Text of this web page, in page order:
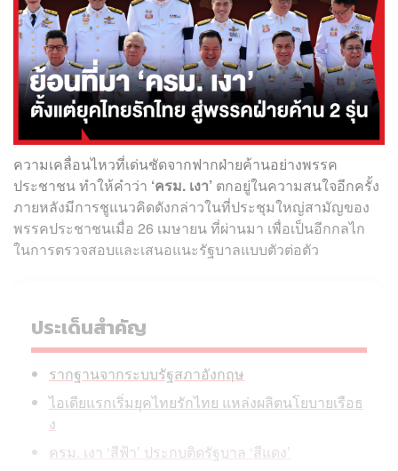
ความเคลื่อนไหวที่เด่นชัดจากฟากฝ่ายค้านอย่างพรรค
ประชาชน ทำให้คำว่า ‘ครม. เงา’ ตกอยู่ในความสนใจอีกครั้ง
ภายหลังมีการชูแนวคิดดังกล่าวในที่ประชุมใหญ่สามัญของ
พรรคประชาชนเมื่อ 26 เมษายน ที่ผ่านมา เพื่อเป็นอีกกลไก
ในการตรวจสอบและเสนอแนะรัฐบาลแบบตัวต่อตัว
ประเด็นสำคัญ
รากฐานจากระบบรัฐสภาอังกฤษ
ไอเดียแรกเริ่มยุคไทยรักไทย แหล่งผลิตนโยบายเรือธ
ง
ครม. เงา ‘สีฟ้า’ ประกบติดรัฐบาล ‘สีแดง’